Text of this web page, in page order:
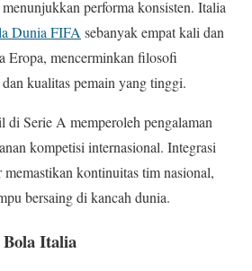
performa konsisten. Italia
Dunia FIFA sebanyak empat kali dan
Eropa, mencerminkan filosofi
kualitas pemain yang tinggi.
di Serie A memperoleh pengalaman
kompetisi internasional. Integrasi
kontinuitas tim nasional,
bersaing di kancah dunia.
Bola Italia